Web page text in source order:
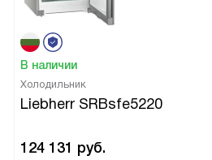
В наличии
Холодильник
Liebherr SRBsfe5220
124 131 руб.